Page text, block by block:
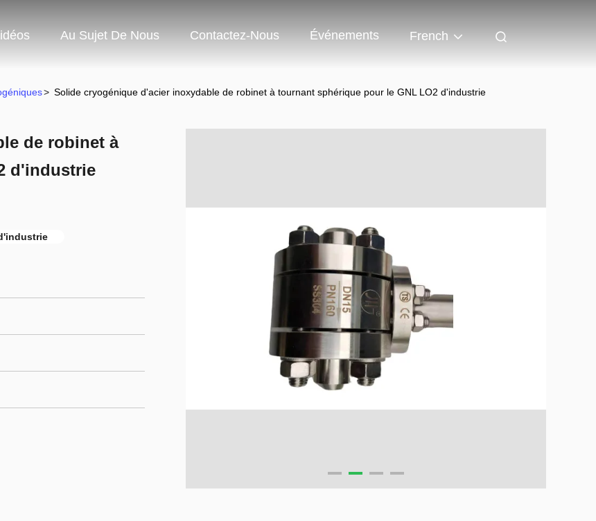
Au Sujet De Nous Contactez-Nous Événements French
> Solide cryogénique d'acier inoxydable de robinet à tournant sphérique pour le GNL LO2 d'industrie
de robinet à
d'industrie